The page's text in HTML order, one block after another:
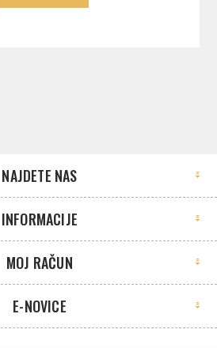
NAJDETE NAS
INFORMACIJE
MOJ RAČUN
E-NOVICE